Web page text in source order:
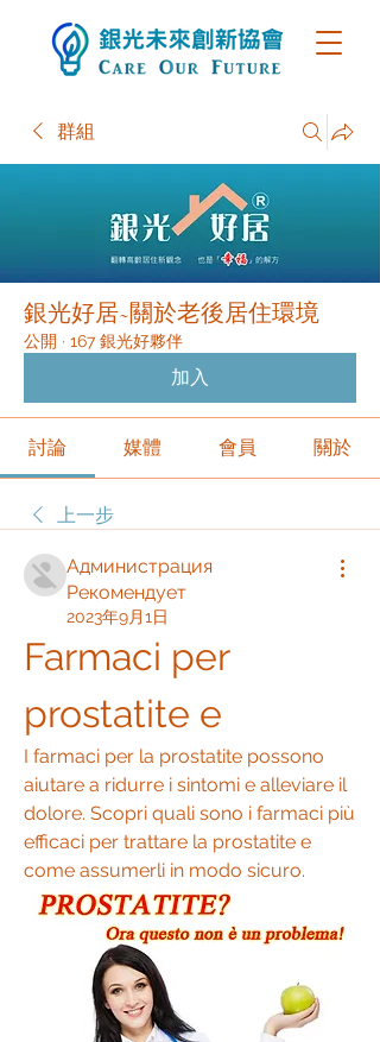
群組
銀光好居~關於老後居住環境
公開 · 167 銀光好夥伴
加入
討論 媒體 會員 關於
上一步
Администрация
Рекомендует
2023年9月1日
Farmaci per
prostatite e
I farmaci per la prostatite possono
aiutare a ridurre i sintomi e alleviare il
dolore. Scopri quali sono i farmaci più
efficaci per trattare la prostatite e
come assumerli in modo sicuro.